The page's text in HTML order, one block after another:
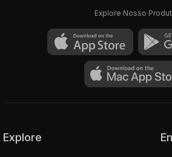
Explore Nosso
Explore